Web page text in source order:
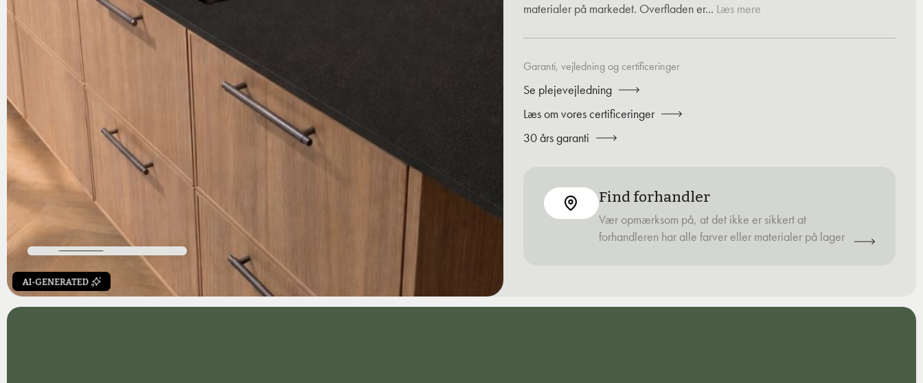
materialer på markedet. Overfladen er... Læs mere
Garanti, vejledning og certificeringer
Se plejevejledning
Læs om vores certificeringer
30 års garanti
Find forhandler
Vær opmærksom på, at det ikke er sikkert at
forhandleren har alle farver eller materialer på lager